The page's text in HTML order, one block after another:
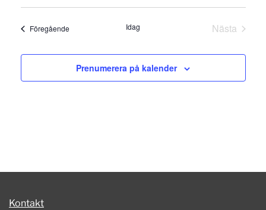
FöregåendeEvenemang Idag
Nästa
Prenumerera på kalender
Kontakt